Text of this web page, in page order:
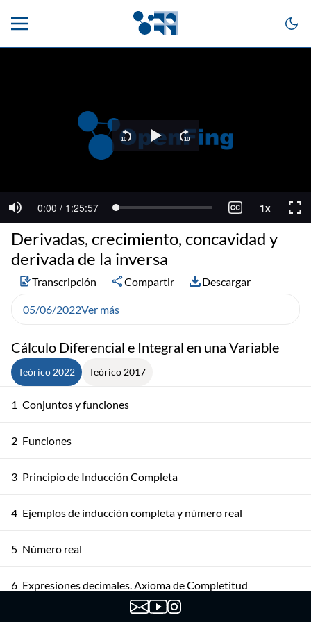
Cálculo Diferencial e Integral en una Variable
Teórico 2022 Teórico 2017
1 Conjuntos y funciones
2 Funciones
3 Principio de Inducción Completa
4 Ejemplos de inducción completa y número real
5 Número real
6 Expresiones decimales. Axioma de Completitud
Derivadas, crecimiento, concavidad y
derivada de la inversa
Transcripción Compartir Descargar
05/06/2022Ver más